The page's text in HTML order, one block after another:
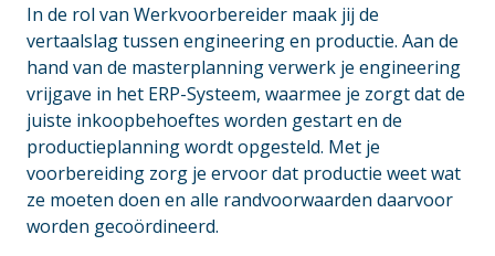
In de rol van Werkvoorbereider maak jij de
vertaalslag tussen engineering en productie. Aan de
hand van de masterplanning verwerk je engineering
vrijgave in het ERP-Systeem, waarmee je zorgt dat de
juiste inkoopbehoeftes worden gestart en de
productieplanning wordt opgesteld. Met je
voorbereiding zorg je ervoor dat productie weet wat
ze moeten doen en alle randvoorwaarden daarvoor
worden gecoördineerd.